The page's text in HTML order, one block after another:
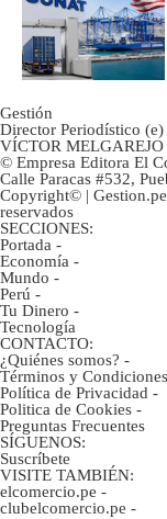
Gestión
Director Periodístico (e)
VÍCTOR MELGAREJO
© Empresa Editora El
Calle Paracas #532,
Copyright© |
reservados
SECCIONES:
Portada -
Economía -
Mundo -
Perú -
Tu Dinero -
Tecnología
CONTACTO:
¿Quiénes somos? -
Términos y Condiciones
Política de Privacidad -
Politica de Cookies -
Preguntas Frecuentes
SÍGUENOS:
Suscríbete
VISITE TAMBIÉN:
elcomercio.pe -
clubelcomercio.pe -